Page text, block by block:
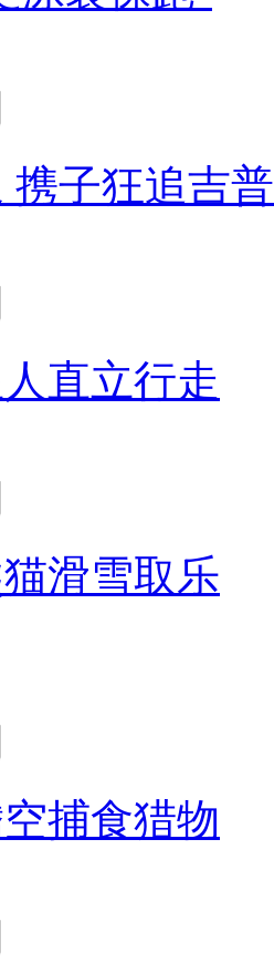
携子狂追吉
直立行走
滑雪取乐
捕食猎物